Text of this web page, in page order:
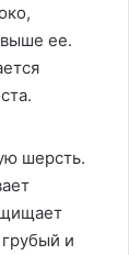
ее.
шерсть.
и